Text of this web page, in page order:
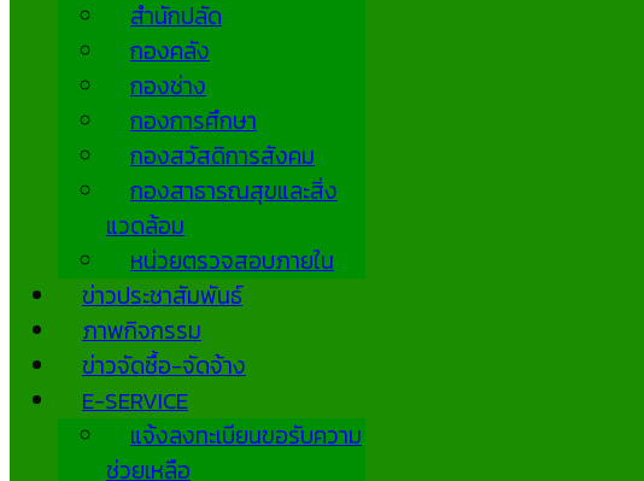
สำนักปลัด
กองคลัง
กองช่าง
กองการศึกษา
กองสวัสดิการสังคม
กองสาธารณสุขและสิ่ง
แวดล้อม
หน่วยตรวจสอบภายใน
ข่าวประชาสัมพันธ์
ภาพกิจกรรม
ข่าวจัดซื้อ-จัดจ้าง
E-SERVICE
แจ้งลงทะเบียนขอรับความ
ช่วยเหลือ